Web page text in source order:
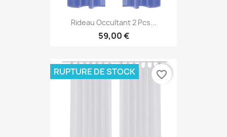
Rideau Occultant 2 Pcs...
59,00 €
RUPTURE DE STOCK favorite_border